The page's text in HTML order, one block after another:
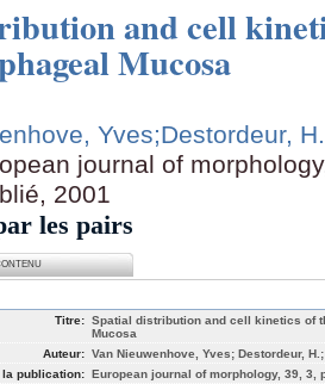
and cell
Mucosa
Yves;Destordeur, H.
journal of
2001
les pairs
Titre: Spatial distribution and cell kinetics of
Mucosa
Auteur: Van Nieuwenhove, Yves; Destordeur,
publication: European journal of morphology, 39, 3,